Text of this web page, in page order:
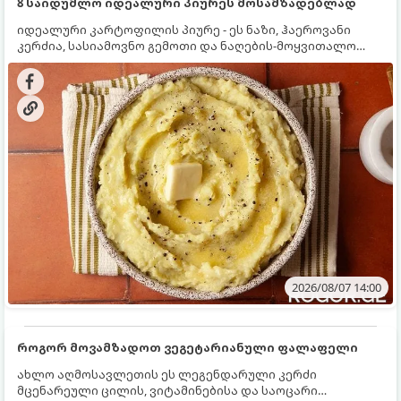
იდეალური კარტოფილის პიურე - ეს ნაზი, ჰაეროვანი
კერძია, სასიამოვნო გემოთი და ნაღების-მოყვითალო
ფერით. მისი მომზადება ძალიან მარტივია, მაგრამ
არსებობს რამდენიმე საიდუმლო, რომლებიც უნდა
იცოდეთ, რომ პიურე იდეალურად გემრიელი გამოვიდეს.
2026/08/07 14:00
როგორ მოვამზადოთ ვეგეტარიანული ფალაფელი
ახლო აღმოსავლეთის ეს ლეგენდარული კერძი
მცენარეული ცილის, ვიტამინებისა და საოცარი